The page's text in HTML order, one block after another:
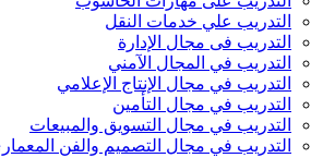
التدريب علي خدمات النقل
التدريب فى مجال الإدارة
التدريب في المجال الآمني
التدريب في مجال الإنتاج الإعلامي
التدريب في مجال التأمين
التدريب في مجال التسويق والمبيعات
التدريب في مجال التصميم والفن